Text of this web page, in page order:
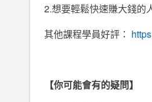
2.想要輕鬆快速賺大錢的
其他課程學員好評：
【你可能會有的疑問】